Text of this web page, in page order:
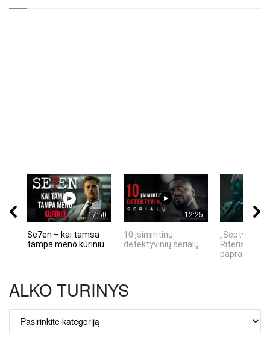
17:50
Se7en – kai tamsa
tampa meno kūriniu
12:25
10 įsimintinų
detektyvinių serialų
„Septynių
Riteris" – kai
ALKO TURINYS
TURINYS